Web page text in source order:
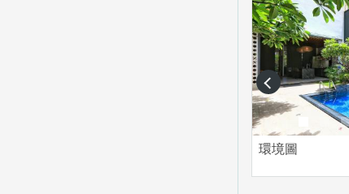
prev
環境圖